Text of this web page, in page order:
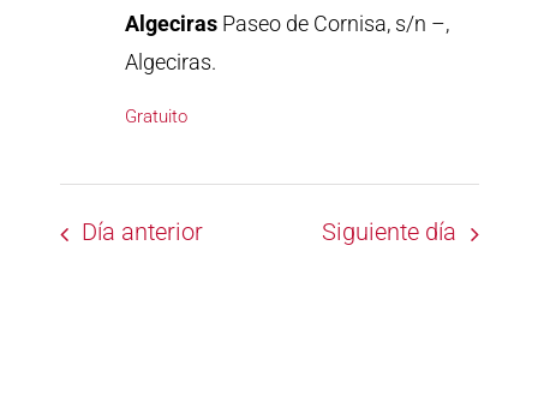
Algeciras Paseo de Cornisa, s/n –,
Algeciras.
Gratuito
Día anterior Siguiente día